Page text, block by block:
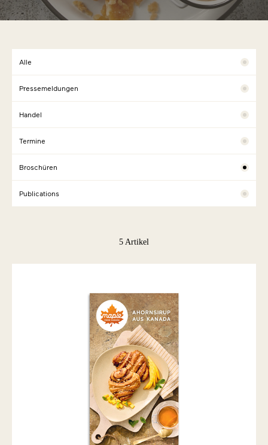
Alle
Pressemeldungen
Handel
Termine
Broschüren
Publications
5 Artikel